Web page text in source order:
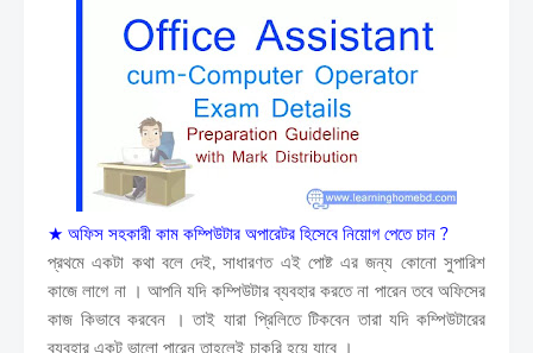
★ অফিস সহকারী কাম কম্পিউটার অপারেটর হিসেবে নিয়োগ পেতে চান ?
প্রথমে একটা কথা বলে দেই, সাধারণত এই পোষ্ট এর জন্য কোনো সুপারিশ
কাজে লাগে না । আপনি যদি কম্পিউটার ব্যবহার করতে না পারেন তবে অফিসের
কাজ কিভাবে করবেন । তাই যারা প্রিলিতে টিকবেন তারা যদি কম্পিউটারের
ব্যবহার একটু ভালো পারেন তাহলেই চাকরি হয়ে যাবে ।